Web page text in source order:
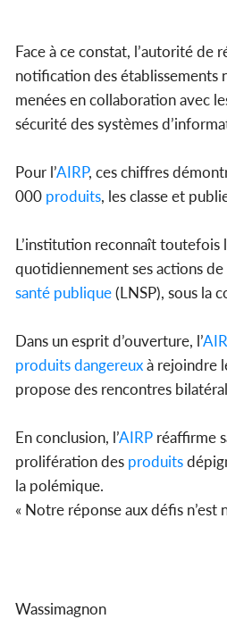
Face à ce constat, l’autorité de
notification des établissements
menées en collaboration avec
sécurité des systèmes
Pour l’AIRP, ces chiffres
000 produits, les classe et
L’institution reconnaît toutefois
quotidiennement ses actions
santé publique(LNSP), sous la
Dans un esprit d’ouverture, l’
produitsdangereuxà rejoindre
propose des rencontres
En conclusion, l’AIRP réaffirme
prolifération des produits
la polémique.
« Notre réponse aux défis n’est
Wassimagnon